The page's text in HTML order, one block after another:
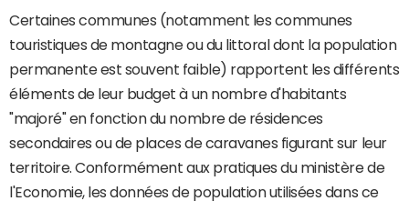
Certaines communes (notamment les communes
touristiques de montagne ou du littoral dont la population
permanente est souvent faible) rapportent les différents
éléments de leur budget à un nombre d'habitants
"majoré" en fonction du nombre de résidences
secondaires ou de places de caravanes figurant sur leur
territoire. Conformément aux pratiques du ministère de
l'Economie, les données de population utilisées dans ce